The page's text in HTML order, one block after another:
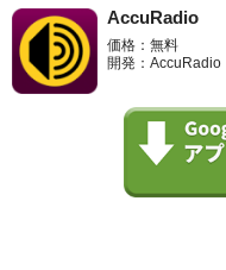
AccuRadio
価格：無料
開発：AccuRadio